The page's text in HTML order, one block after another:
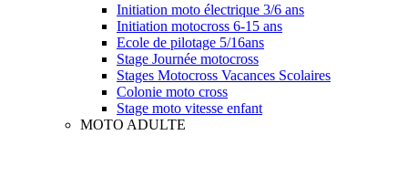
Initiation moto électrique 3/6 ans
Initiation motocross 6-15 ans
Ecole de pilotage 5/16ans
Stage Journée motocross
Stages Motocross Vacances Scolaires
Colonie moto cross
Stage moto vitesse enfant
MOTO ADULTE